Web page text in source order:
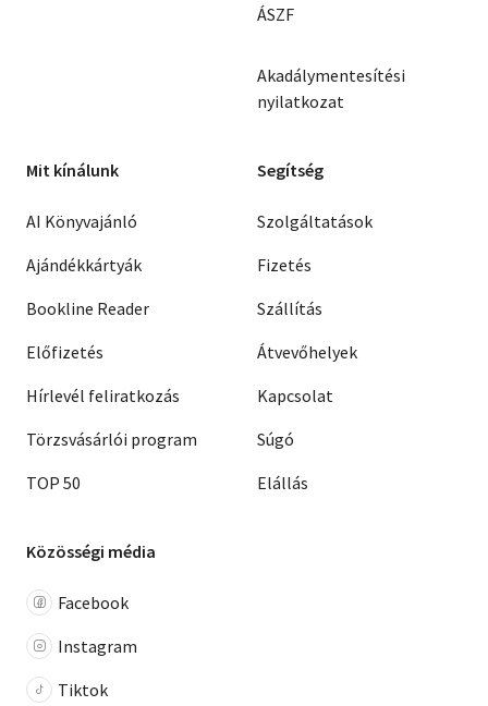
ÁSZF
Akadálymentesítési
nyilatkozat
Mit kínálunk
AI Könyvajánló
Ajándékkártyák
Bookline Reader
Előfizetés
Hírlevél feliratkozás
Törzsvásárlói program
TOP 50
Segítség
Szolgáltatások
Fizetés
Szállítás
Átvevőhelyek
Kapcsolat
Súgó
Elállás
Közösségi média
Facebook
Instagram
Tiktok